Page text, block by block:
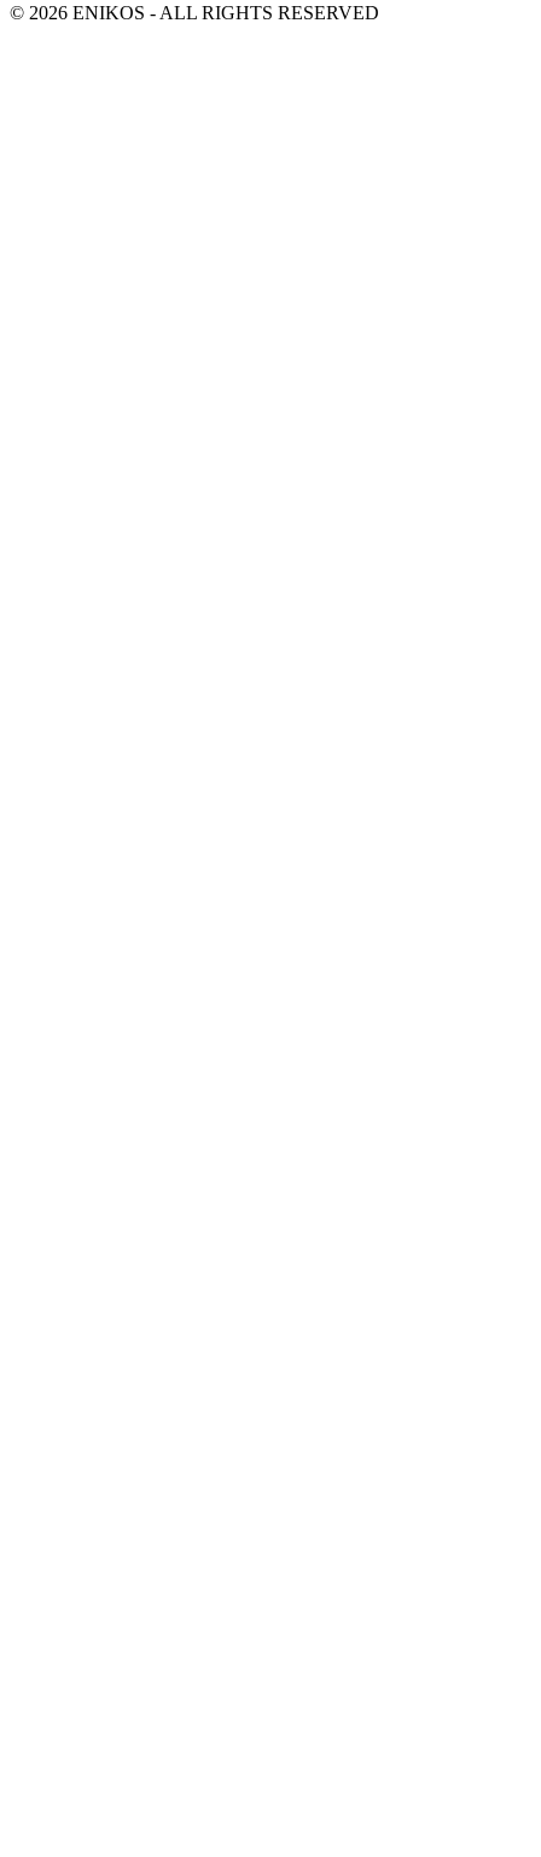
© 2026 ENIKOS - ALL RIGHTS RESERVED